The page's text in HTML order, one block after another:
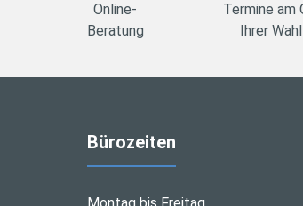
Online-
Beratung
Termine am
Ihrer Wahl
Bürozeiten